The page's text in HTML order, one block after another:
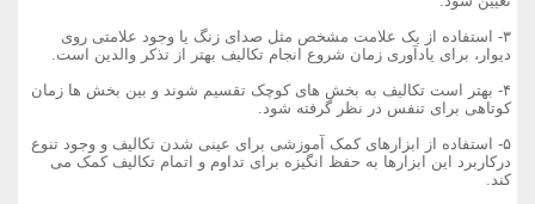
۳- استفاده از یک علامت مشخص مثل صدای زنگ یا وجود علامتی روی
دیوار، برای یادآوری زمان شروع انجام تکالیف بهتر از تذکر والدین است.
۴- بهتر است تکالیف به بخش های کوچک تقسیم شوند و بین بخش ها زمان
کوتاهی برای تنفس در نظر گرفته شود.
۵- استفاده از ابزارهای کمک آموزشی برای عینی شدن تکالیف و وجود تنوع
درکاربرد این ابزارها به حفظ انگیزه برای تداوم و اتمام تکالیف کمک می
کند.